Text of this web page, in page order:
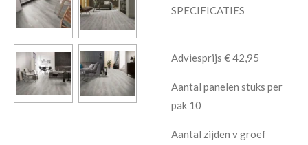
SPECIFICATIES
Adviesprijs € 42,95
Aantal panelen stuks per
pak 10
Aantal zijden v groef